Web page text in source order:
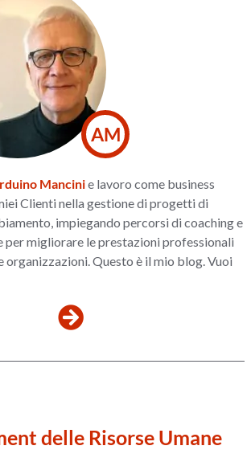
AM
Mancinie lavoro come business
Clienti nella gestione di progetti di
impiegando percorsi di coaching e
per migliorare le prestazioni professionali
organizzazioni. Questo è il mio blog. Vuoi
delle Risorse Umane